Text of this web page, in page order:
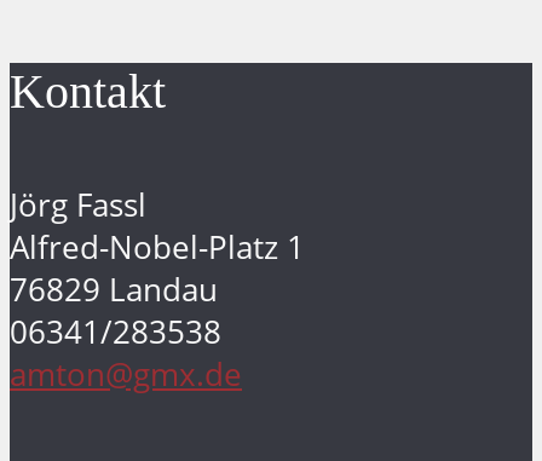
Kontakt
Jörg Fassl
Alfred-Nobel-Platz 1
76829 Landau
06341/283538
amton@gmx.de